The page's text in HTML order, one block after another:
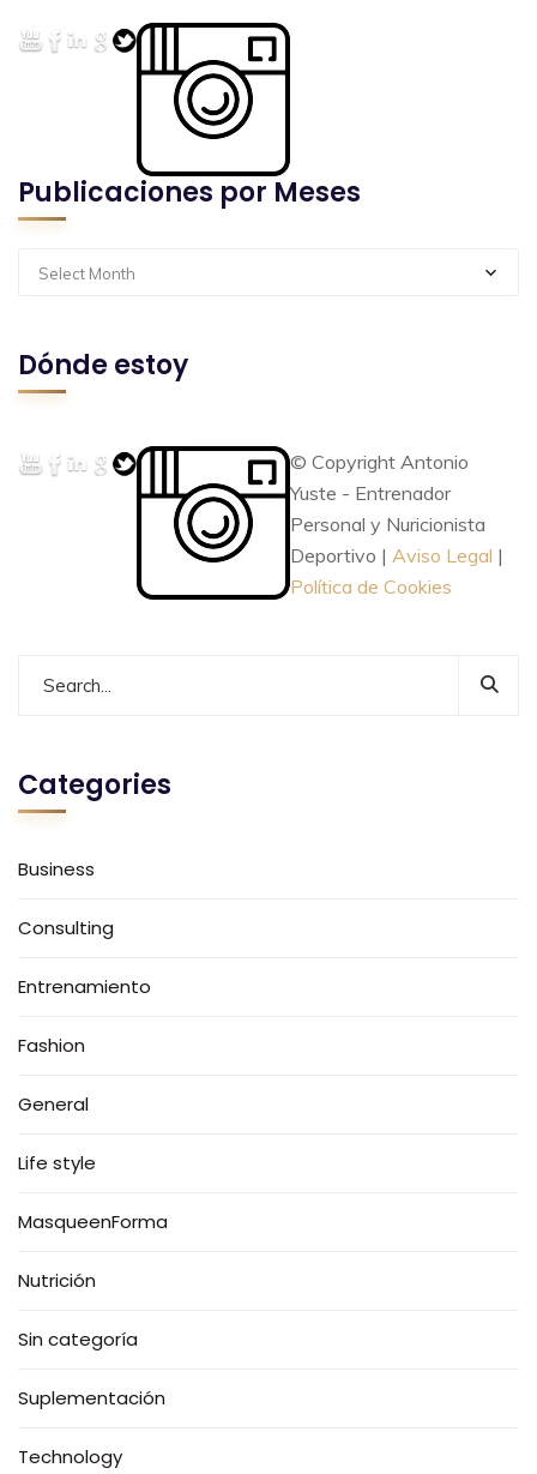
Publicaciones por Meses
Select Month
Dónde estoy
© Copyright Antonio
Yuste - Entrenador
Personal y Nuricionista
Deportivo | Aviso Legal |
Política de Cookies
Categories
Business
Consulting
Entrenamiento
Fashion
General
Life style
MasqueenForma
Nutrición
Sin categoría
Suplementación
Technology